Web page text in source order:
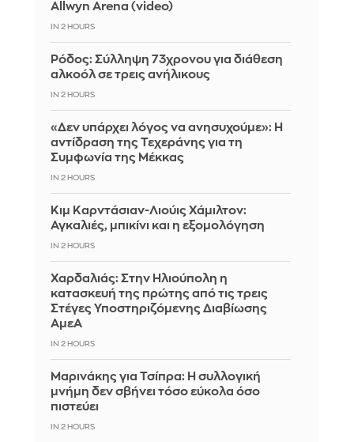
Allwyn Arena (video)
IN 2 HOURS
Ρόδος: Σύλληψη 73χρονου για διάθεση
αλκοόλ σε τρεις ανήλικους
IN 2 HOURS
«Δεν υπάρχει λόγος να ανησυχούμε»: Η
αντίδραση της Τεχεράνης για τη
Συμφωνία της Μέκκας
IN 2 HOURS
Κιμ Καρντάσιαν-Λιούις Χάμιλτον:
Αγκαλιές, μπικίνι και η εξομολόγηση
IN 2 HOURS
Χαρδαλιάς: Στην Ηλιούπολη η
κατασκευή της πρώτης από τις τρεις
Στέγες Υποστηριζόμενης Διαβίωσης
ΑμεΑ
IN 2 HOURS
Μαρινάκης για Τσίπρα: Η συλλογική
μνήμη δεν σβήνει τόσο εύκολα όσο
πιστεύει
IN 2 HOURS